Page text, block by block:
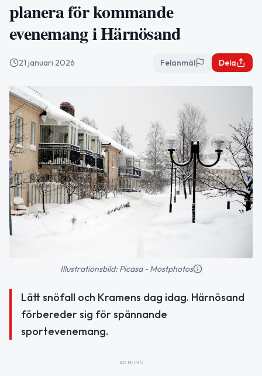
planera för kommande
evenemang i Härnösand
21 januari 2026 Felanmäl Dela
Illustrationsbild: Picasa - Mostphotos
Lätt snöfall och Kramens dag idag. Härnösand
förbereder sig för spännande
sportevenemang.
ANNONS